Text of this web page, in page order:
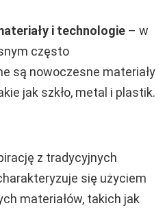
i technologie – w
często
są nowoczesne materiały
jak szkło, metal i plastik.
z tradycyjnych
się użyciem
materiałów, takich jak